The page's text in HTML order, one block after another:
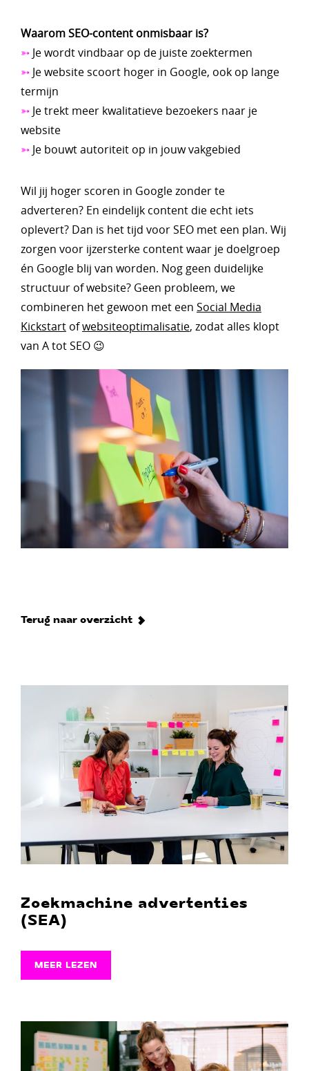
Waarom SEO-content onmisbaar is?
➳ Je wordt vindbaar op de juiste zoektermen
➳ Je website scoort hoger in Google, ook op lange
termijn
➳ Je trekt meer kwalitatieve bezoekers naar je
website
➳ Je bouwt autoriteit op in jouw vakgebied
Wil jij hoger scoren in Google zonder te
adverteren? En eindelijk content die echt iets
oplevert? Dan is het tijd voor SEO met een plan. Wij
zorgen voor ijzersterke content waar je doelgroep
én Google blij van worden. Nog geen duidelijke
structuur of website? Geen probleem, we
combineren het gewoon met een Social Media
Kickstart ofwebsiteoptimalisatie, zodat alles klopt
van A tot SEO 😉
Terug naar overzicht
Zoekmachine advertenties
(SEA)
MEER LEZEN